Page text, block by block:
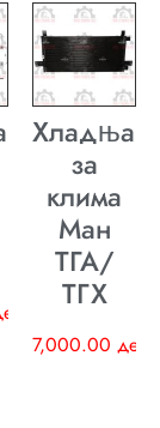
Хладњак
за
клима
Ман
ТГА/
ТГХ
7,000.00 ден